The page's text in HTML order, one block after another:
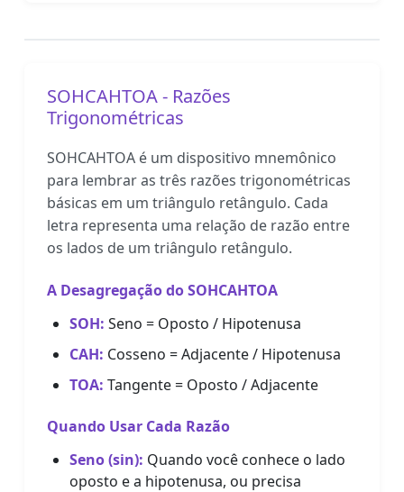
SOHCAHTOA - Razões
Trigonométricas
SOHCAHTOA é um dispositivo mnemônico
para lembrar as três razões trigonométricas
básicas em um triângulo retângulo. Cada
letra representa uma relação de razão entre
os lados de um triângulo retângulo.
A Desagregação do SOHCAHTOA
SOH: Seno = Oposto / Hipotenusa
CAH: Cosseno = Adjacente / Hipotenusa
TOA: Tangente = Oposto / Adjacente
Quando Usar Cada Razão
Seno (sin): Quando você conhece o lado
oposto e a hipotenusa, ou precisa